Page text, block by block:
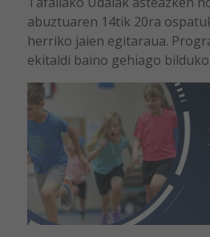
abuztuaren 14tik 20ra
herriko jaien egitaraua.
ekitaldi baino gehiago bilduko